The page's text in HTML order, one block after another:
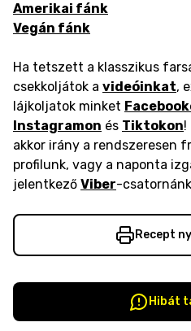
Amerikai fánk
Vegán fánk
Ha tetszett a klasszikus
csekkoljátok a videóinkat,
lájkoljatok minket
Instagramon és Tiktokon!
akkor irány a rendszeresen
profilunk, vagy a naponta
jelentkező Viber-
Recept
Hibát